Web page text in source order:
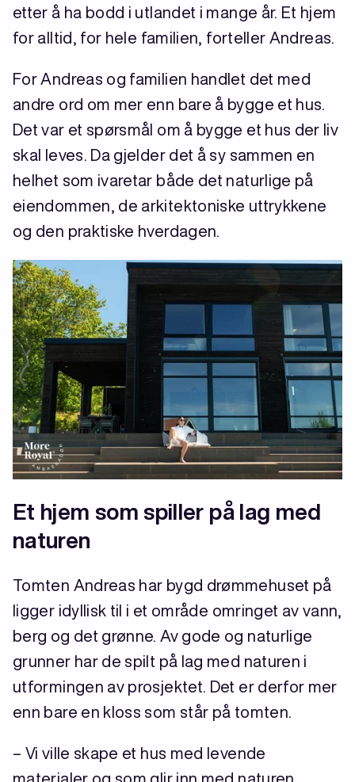
etter å ha bodd i utlandet i mange år. Et hjem
for alltid, for hele familien, forteller Andreas.
For Andreas og familien handlet det med
andre ord om mer enn bare å bygge et hus.
Det var et spørsmål om å bygge et hus der liv
skal leves. Da gjelder det å sy sammen en
helhet som ivaretar både det naturlige på
eiendommen, de arkitektoniske uttrykkene
og den praktiske hverdagen.
Et hjem som spiller på lag med
naturen
Tomten Andreas har bygd drømmehuset på
ligger idyllisk til i et område omringet av vann,
berg og det grønne. Av gode og naturlige
grunner har de spilt på lag med naturen i
utformingen av prosjektet. Det er derfor mer
enn bare en kloss som står på tomten.
– Vi ville skape et hus med levende